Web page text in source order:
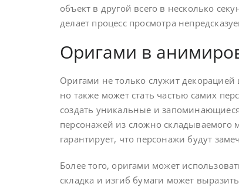
объект в другой всего в несколько
делает процесс просмотра
Оригами в
Оригами не только служит
но также может стать частью самих
создать уникальные и
персонажей из сложно
гарантирует, что персонажи будут
Более того, оригами может
складка и изгиб бумаги может